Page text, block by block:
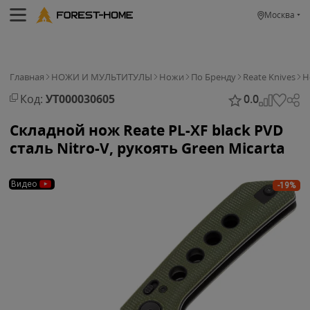
Москва
Главная НОЖИ И МУЛЬТИТУЛЫ Ножи По Бренду Reate Knives
Код: УТ000030605 0.0
Складной нож Reate PL-XF black PVD
сталь Nitro-V, рукоять Green Micarta
-19%
Видео